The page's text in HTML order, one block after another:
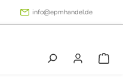
info@epmhandel.de